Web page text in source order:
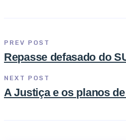
PREV POST
Repasse defasado do
NEXT POST
A Justiça e os planos